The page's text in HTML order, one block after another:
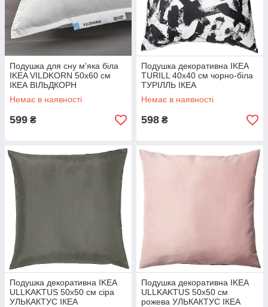
Подушка для сну м'яка біла
IKEA VILDKORN 50x60 см
ІКЕА ВІЛЬДКОРН
Немає в наявності
599 ₴
Подушка декоративна IKEA
TURILL 40x40 см чорно-біла
ТУРІЛЛЬ ІКЕА
Немає в наявності
598 ₴
Подушка декоративна IKEA
ULLKAKTUS 50x50 см сіра
УЛЬКАКТУС ІКЕА
Подушка декоративна IKEA
ULLKAKTUS 50x50 см
рожева УЛЬКАКТУС ІКЕА